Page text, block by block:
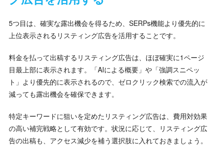
5つ目は、確実な露出機会を得るため、SERPs機能より優先的に
上位表示されるリスティング広告を活用することです。
料金を払って出稿するリスティング広告は、ほぼ確実に1ページ
目最上部に表示されます。「AIによる概要」や「強調スニペッ
ト」より優先的に表示されるので、ゼロクリック検索での流入が
減っても露出機会を確保できます。
特定キーワードに狙いを定めたリスティング広告は、費用対効果
の高い補完戦略として有効です。状況に応じて、リスティング広
告の出稿も、アクセス減少を補う選択肢に入れておきましょう。